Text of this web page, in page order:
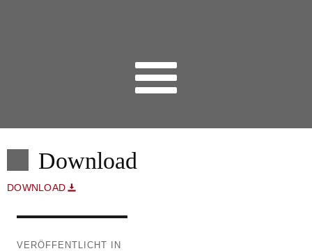
Download
DOWNLOAD
VERÖFFENTLICHT IN